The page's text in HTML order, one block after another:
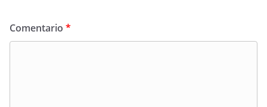
Comentario *